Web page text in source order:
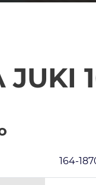
JUKI
164-